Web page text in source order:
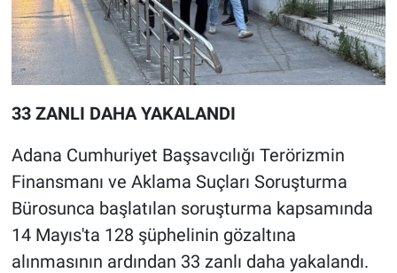
33 ZANLI DAHA YAKALANDI
Adana Cumhuriyet Başsavcılığı Terörizmin
Finansmanı ve Aklama Suçları Soruşturma
Bürosunca başlatılan soruşturma kapsamında
14 Mayıs'ta 128 şüphelinin gözaltına
alınmasının ardından 33 zanlı daha yakalandı.